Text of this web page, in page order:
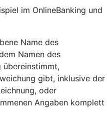
im OnlineBanking und
Name des
Namen des
übereinstimmt,
gibt, inklusive der
oder
Angaben komplett